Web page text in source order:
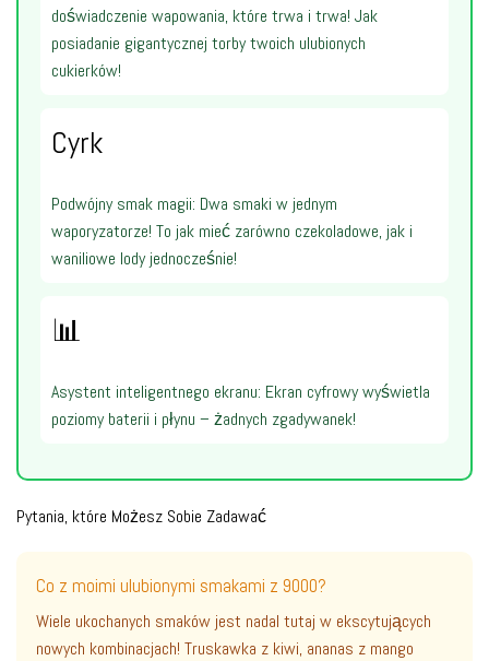
doświadczenie wapowania, które trwa i trwa! Jak
posiadanie gigantycznej torby twoich ulubionych
cukierków!
Cyrk
Podwójny smak magii: Dwa smaki w jednym
waporyzatorze! To jak mieć zarówno czekoladowe, jak i
waniliowe lody jednocześnie!
📊
Asystent inteligentnego ekranu: Ekran cyfrowy wyświetla
poziomy baterii i płynu – żadnych zgadywanek!
Pytania, które Możesz Sobie Zadawać
Co z moimi ulubionymi smakami z 9000?
Wiele ukochanych smaków jest nadal tutaj w ekscytujących
nowych kombinacjach! Truskawka z kiwi, ananas z mango